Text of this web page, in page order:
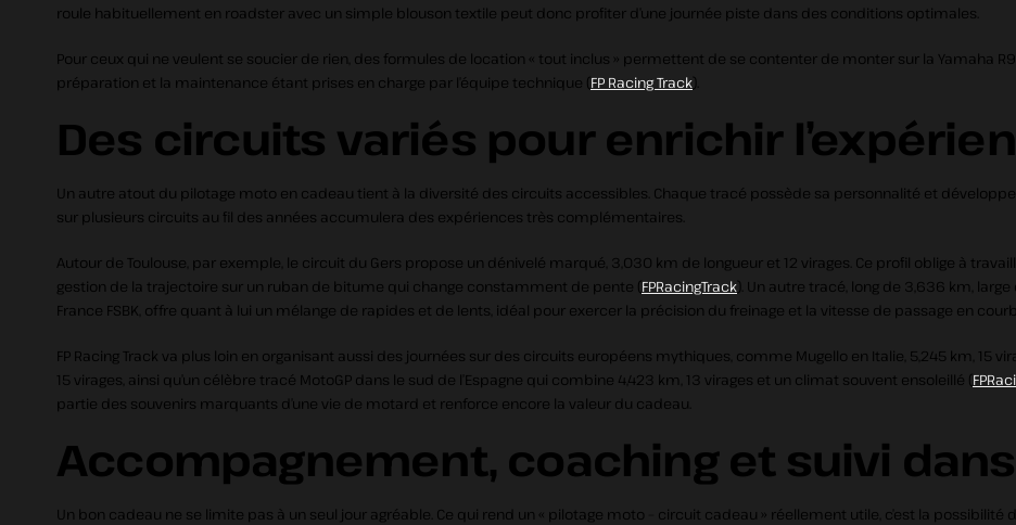
roule habituellement en roadster avec un simple blouson textile peut donc profiter d’une journée piste dans des conditions optimales.
Pour ceux qui ne veulent se soucier de rien, des formules de location « tout inclus » permettent de se contenter de monter sur la Yamaha
préparation et la maintenance étant prises en charge par l’équipe technique (FP Racing Track).
Des circuits variés pour enrichir
Un autre atout du pilotage moto en cadeau tient à la diversité des circuits accessibles. Chaque tracé possède sa personnalité et
sur plusieurs circuits au fil des années accumulera des expériences très complémentaires.
Autour de Toulouse, par exemple, le circuit du Gers propose un dénivelé marqué, 3,030 km de longueur et 12 virages. Ce profil oblige à
gestion de la trajectoire sur un ruban de bitume qui change constamment de pente (FPRacingTrack). Un autre tracé, long de 3,636 km,
France FSBK, offre quant à lui un mélange de rapides et de lents, idéal pour exercer la précision du freinage et la vitesse de passage en
FP Racing Track va plus loin en organisant aussi des journées sur des circuits européens mythiques, comme Mugello en Italie, 5,245 km, 15
15 virages, ainsi qu’un célèbre tracé MotoGP dans le sud de l’Espagne qui combine 4,423 km, 13 virages et un climat souvent ensoleillé (
partie des souvenirs marquants d’une vie de motard et renforce encore la valeur du cadeau.
Accompagnement, coaching et suivi
Un bon cadeau ne se limite pas à un seul jour agréable. Ce qui rend un « pilotage moto – circuit cadeau » réellement utile, c’est la